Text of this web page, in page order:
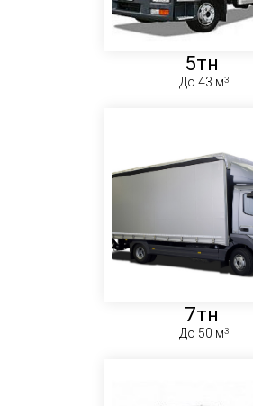
5тн
До 43 м
7тн
До 50 м